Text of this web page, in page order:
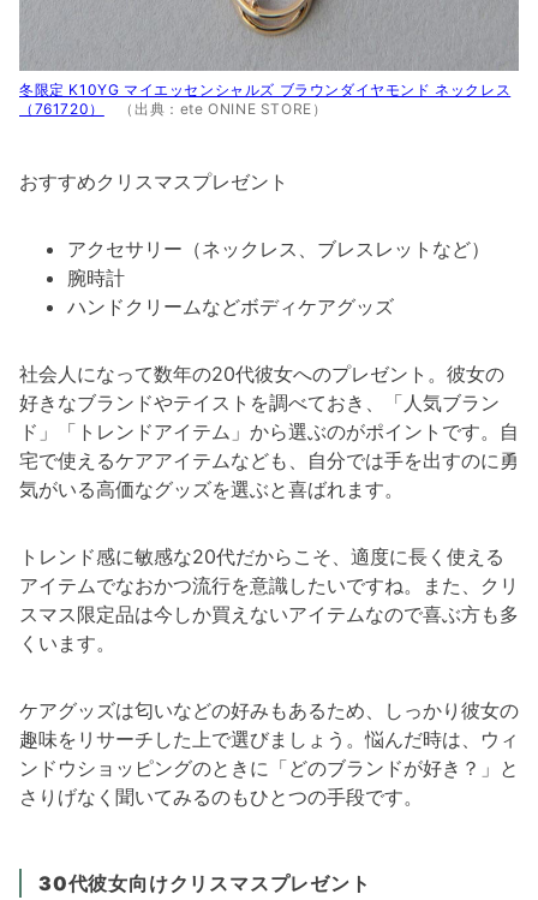
冬限定 K10YG マイエッセンシャルズ ブラウンダイヤモンド ネックレス
（761720）
（出典：ete ONINE STORE）
おすすめクリスマスプレゼント
アクセサリー（ネックレス、ブレスレットなど）
腕時計
ハンドクリームなどボディケアグッズ
社会人になって数年の20代彼女へのプレゼント。彼女の
好きなブランドやテイストを調べておき、「人気ブラン
ド」「トレンドアイテム」から選ぶのがポイントです。自
宅で使えるケアアイテムなども、自分では手を出すのに勇
気がいる高価なグッズを選ぶと喜ばれます。
トレンド感に敏感な20代だからこそ、適度に長く使える
アイテムでなおかつ流行を意識したいですね。また、クリ
スマス限定品は今しか買えないアイテムなので喜ぶ方も多
くいます。
ケアグッズは匂いなどの好みもあるため、しっかり彼女の
趣味をリサーチした上で選びましょう。悩んだ時は、ウィ
ンドウショッピングのときに「どのブランドが好き？」と
さりげなく聞いてみるのもひとつの手段です。
30代彼女向けクリスマスプレゼント